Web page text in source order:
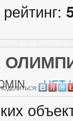
НЕТ